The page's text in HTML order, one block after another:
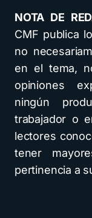
NOTA DE
CMF publica
no
en el tema,
opiniones
ningún
trabajador o
lectores
tener
pertinencia a